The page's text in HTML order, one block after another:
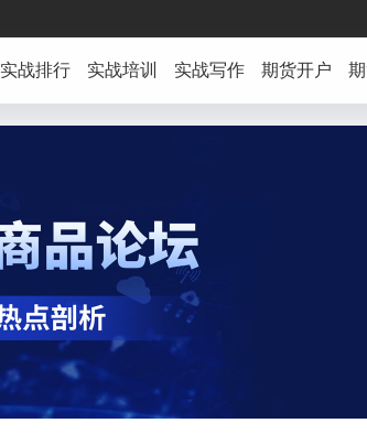
实战排行 实战培训 实战写作 期货开户